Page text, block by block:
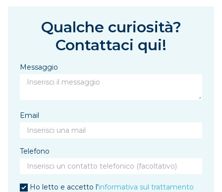
Qualche curiosità?
Contattaci qui!
Messaggio
Email
Telefono
Ho letto e accetto l'informativa sul trattamento